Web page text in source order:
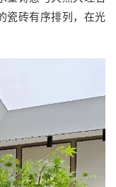
瓷砖有序排列，在光